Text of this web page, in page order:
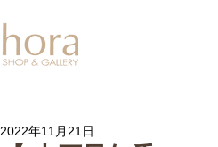
2022年11月21日